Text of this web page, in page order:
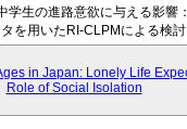
学生の進路意欲に与える影響
を用いたRI-CLPMによる検討
in Japan: Lonely Life
Role of Social Isolation